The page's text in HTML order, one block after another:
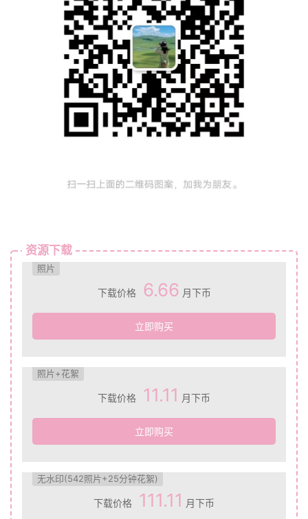
资源下载
照片
下载价格 6.66 月下币
立即购买
照片+花絮
下载价格 11.11 月下币
立即购买
无水印(542照片+25分钟花絮)
下载价格 111.11 月下币